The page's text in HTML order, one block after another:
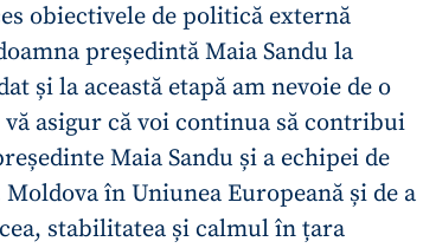
obiectivele de politică externă
președintă Maia Sandu la
și la această etapă am nevoie de o
asigur că voi continua să contribui
Maia Sandu și a echipei de
Moldova în Uniunea Europeană și de a
stabilitatea și calmul în țara